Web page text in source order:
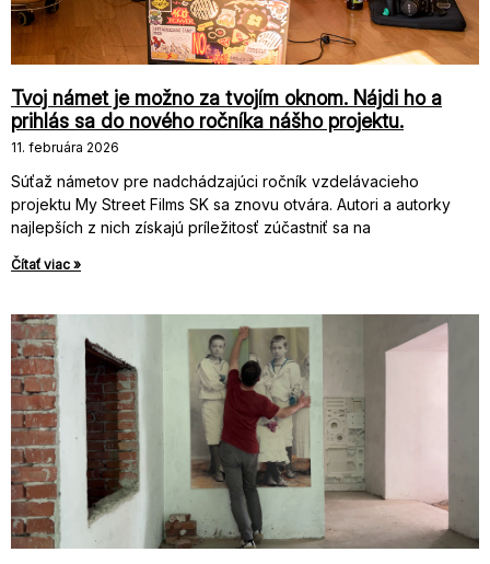
Tvoj námet je možno za tvojím oknom. Nájdi ho a
prihlás sa do nového ročníka nášho projektu.
11. februára 2026
Súťaž námetov pre nadchádzajúci ročník vzdelávacieho
projektu My Street Films SK sa znovu otvára. Autori a autorky
najlepších z nich získajú príležitosť zúčastniť sa na
Čítať viac »